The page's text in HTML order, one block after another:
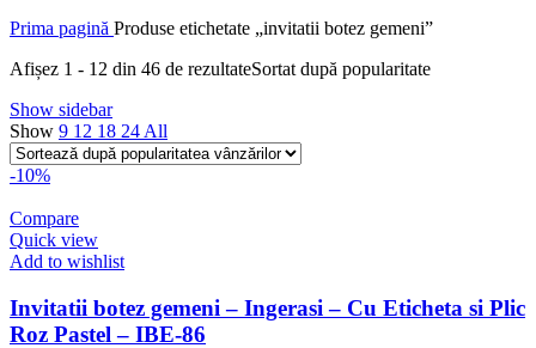
Prima pagină Produse etichetate „invitatii botez gemeni”
Afișez 1 - 12 din 46 de rezultateSortat după popularitate
Show sidebar
Show 9 12 18 24 All
-10%
Compare
Quick view
Add to wishlist
Invitatii botez gemeni – Ingerasi – Cu Eticheta si Plic
Roz Pastel – IBE-86